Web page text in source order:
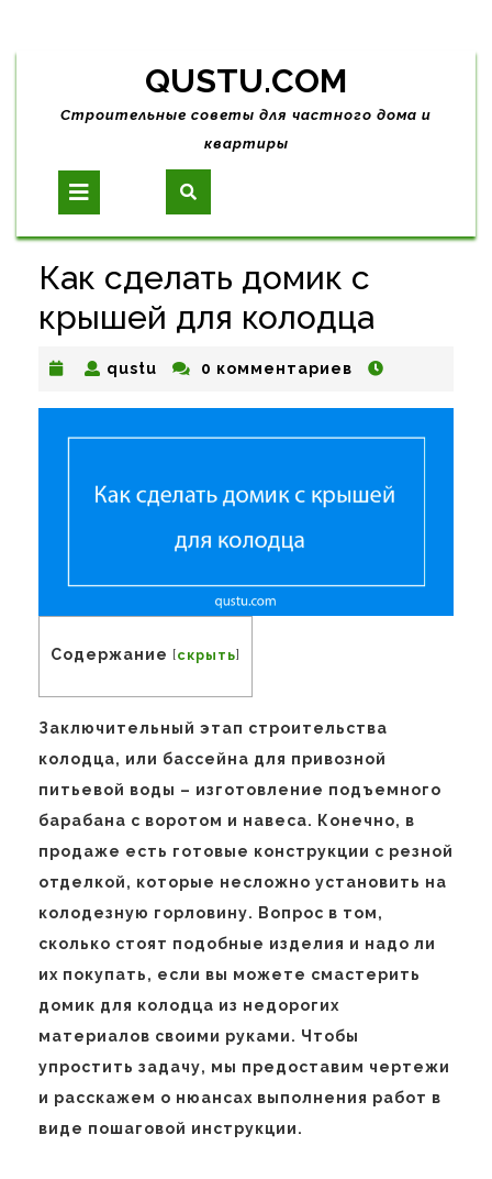
Skip
content
QUSTU.COM
Строительные советы для частного дома и
квартиры
Open
Button
Как сделать домик с
крышей для колодца
qustu qustu0 комментариев
Содержание [скрыть]
Заключительный этап строительства
колодца, или бассейна для привозной
питьевой воды – изготовление подъемного
барабана с воротом и навеса. Конечно, в
продаже есть готовые конструкции с резной
отделкой, которые несложно установить на
колодезную горловину. Вопрос в том,
сколько стоят подобные изделия и надо ли
их покупать, если вы можете смастерить
домик для колодца из недорогих
материалов своими руками. Чтобы
упростить задачу, мы предоставим чертежи
и расскажем о нюансах выполнения работ в
виде пошаговой инструкции.